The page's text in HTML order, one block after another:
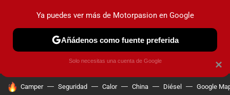
PRUEBAS COCHES ELÉCTRICOS OBSERVATORIO
HOY SE HABLA DE
Camper Seguridad Calor China Diésel Google
×
Ya puedes ver más de Motorpasion en Google
Añádenos como fuente preferida
Solo necesitas una cuenta de Google